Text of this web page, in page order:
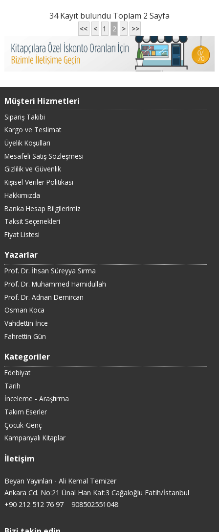
34 Kayıt bulundu Toplam 2 Sayfa
<< < 1 2 > >>
Müşteri Hizmetleri
Sipariş Takibi
Kargo ve Teslimat
Üyelik Koşulları
Mesafeli Satış Sözleşmesi
Gizlilik ve Güvenlik
Kişisel Veriler Politikası
Hakkımızda
Banka Hesap Bilgilerimiz
Taksit Seçenekleri
Fiyat Listesi
Yazarlar
Prof. Dr. İhsan Süreyya Sırma
Prof. Dr. Muhammed Hamidullah
Prof. Dr. Adnan Demircan
Osman Koca
Vahdettin İnce
Fahrettin Gün
Kategoriler
Edebiyat
Tarih
İnceleme - Araştırma
Takım Eserler
Çocuk-Genç
Kampanyalı Kitaplar
İletişim
Beyan Yayınları - Ali Kemal Temizer
Ankara Cd. No:21 Ünal Han Kat:3 Cağaloğlu Fatih/İstanbul
+90 212 512 76 97
908502551048